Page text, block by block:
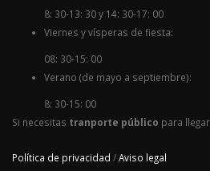
8: 30-13: 30 y 14: 30-17: 00
Viernes y vísperas de fiesta:
08: 30-15: 00
Verano (de mayo a septiembre):
8: 30-15: 00
Si necesitas tranporte público para
Política de privacidad /Aviso legal